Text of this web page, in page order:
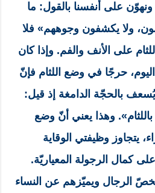
ونهوّن على أنفسنا بالقول: ما
ولا يكشفون وجوههم» فلا
على الأنف والفم. وإذا كان
حرجًا في وضع اللثام فإنّ
يُسعف بالحجّة الدامغة إذ قيل:
وهذا يعني أنّ وضع
يتجاوز وظيفتي الوقاية
كمال الرجولة المعياريّة.
يخصّ الرجال ويميّزهم عن النساء